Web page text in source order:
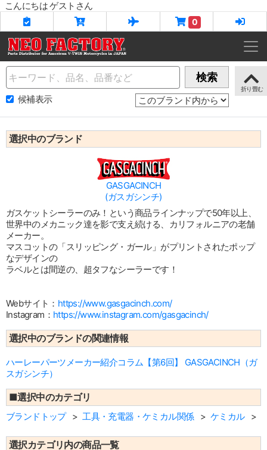
こんにちは ゲストさん
0
Name 検索
候補表示
選択中のブランド
GASGACINCH
(ガスガシンチ)
ガスケットシーラーのみ！という商品ラインナップで50年以上、
世界中のメカニック達を影で支え続ける、カリフォルニアの老舗
メーカー。
マスコットの「スリッピング・ガール」がプリントされたポップ
なデザインの
ラベルとは間逆の、超タフなシーラーです！
Webサイト： https://www.gasgacinch.com/
Instagram： https://www.instagram.com/gasgacinch/
選択中のブランドの関連情報
ハーレーパーツメーカー紹介コラム【第6回】 GASGACINCH（ガ
スガシンチ）
■選択中のカテゴリ
ブランドトップ 工具・充電器・ケミカル関係 ケミカル
選択カテゴリ内の商品一覧